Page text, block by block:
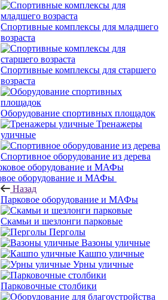
Спортивные комплексы для младшего
возраста
Спортивные комплексы для старшего
возраста
Оборудование спортивных площадок
Тренажеры
уличные
Спортивное оборудование из дерева
оборудование и МАФы
Назад
Парковое оборудование и МАФы
Скамьи и шезлонги парковые
Перголы
Вазоны уличные
Кашпо уличные
Урны уличные
Парковочные столбики